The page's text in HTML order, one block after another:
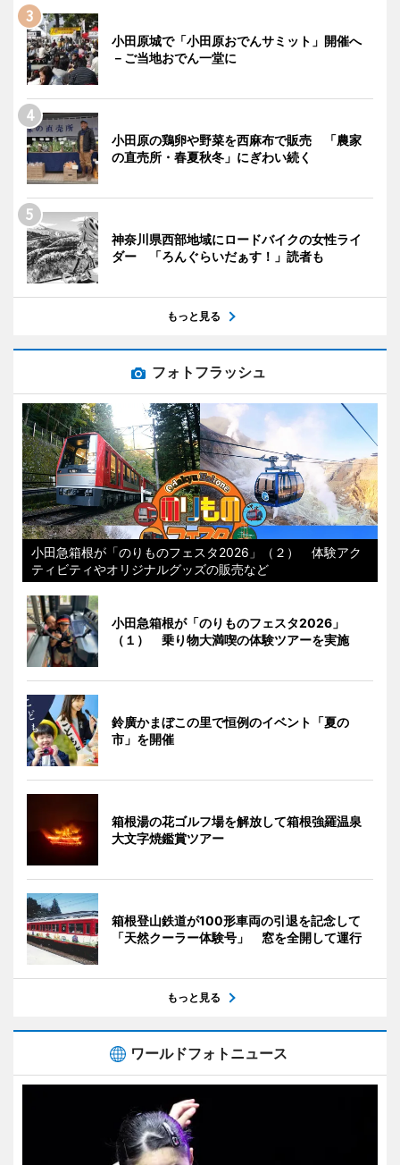
小田原城で「小田原おでんサミット」開催へ
－ご当地おでん一堂に
小田原の鶏卵や野菜を西麻布で販売 「農家
の直売所・春夏秋冬」にぎわい続く
神奈川県西部地域にロードバイクの女性ライ
ダー 「ろんぐらいだぁす！」読者も
もっと見る
フォトフラッシュ
小田急箱根が「のりものフェスタ2026」（２） 体験アク
ティビティやオリジナルグッズの販売など
小田急箱根が「のりものフェスタ2026」
（１） 乗り物大満喫の体験ツアーを実施
鈴廣かまぼこの里で恒例のイベント「夏の
市」を開催
箱根湯の花ゴルフ場を解放して箱根強羅温泉
大文字焼鑑賞ツアー
箱根登山鉄道が100形車両の引退を記念して
「天然クーラー体験号」 窓を全開して運行
もっと見る
ワールドフォトニュース